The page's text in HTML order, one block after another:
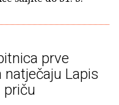
prve
Lapis
priču